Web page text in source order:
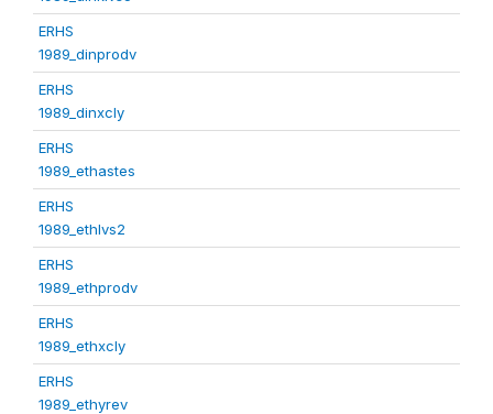
ERHS
1989_dinprodv
ERHS
1989_dinxcly
ERHS
1989_ethastes
ERHS
1989_ethlvs2
ERHS
1989_ethprodv
ERHS
1989_ethxcly
ERHS
1989_ethyrev